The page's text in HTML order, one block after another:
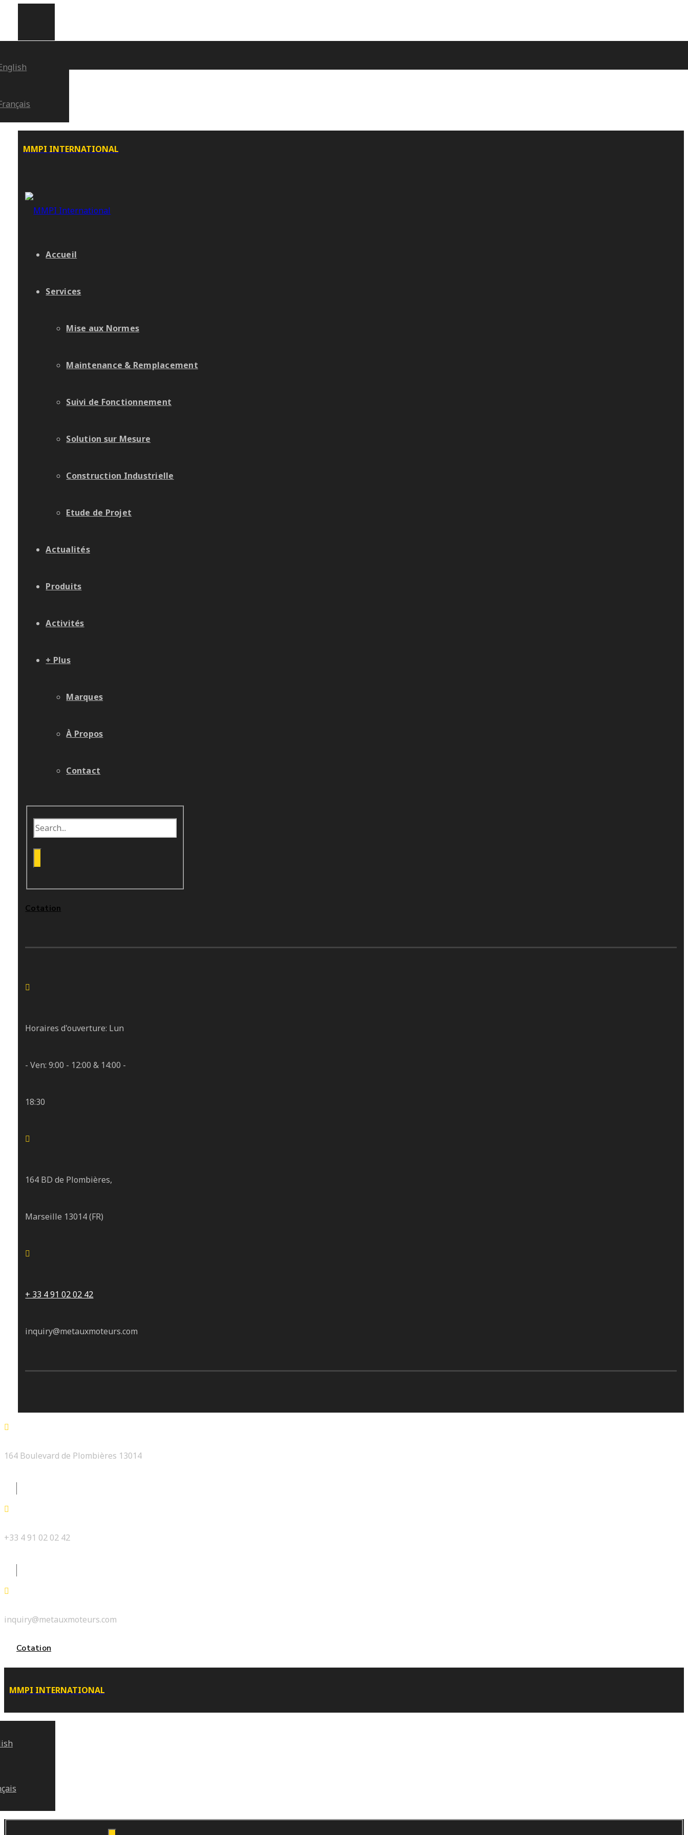
MMPI INTERNATIONAL
Accueil
Services
Mise aux Normes
Maintenance & Remplacement
Suivi de Fonctionnement
Solution sur Mesure
Construction Industrielle
Etude de Projet
Actualités
Produits
Activités
+ Plus
Marques
À Propos
Contact
Cotation
Horaires d'ouverture: Lun
- Ven: 9:00 - 12:00 & 14:00 -
18:30
164 BD de Plombières,
Marseille 13014 (FR)
+ 33 4 91 02 02 42
inquiry@metauxmoteurs.com
164 Boulevard de Plombières 13014
+33 4 91 02 02 42
inquiry@metauxmoteurs.com
Cotation
MMPI INTERNATIONAL